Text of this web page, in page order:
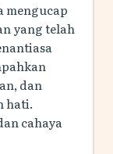
mengucap
yang telah
dan
hati.
cahaya